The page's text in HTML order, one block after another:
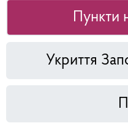
Пункти
Укриття